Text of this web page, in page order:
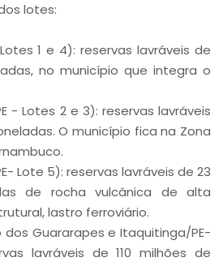
lotes:
1 e 4): reservas lavráveis de
no município que integra o
- Lotes 2 e 3): reservas lavráveis
O município fica na Zona
Lote 5): reservas lavráveis de 23
de rocha vulcânica de alta
lastro ferroviário.
Guararapes e Itaquitinga/PE-
lavráveis de 110 milhões de